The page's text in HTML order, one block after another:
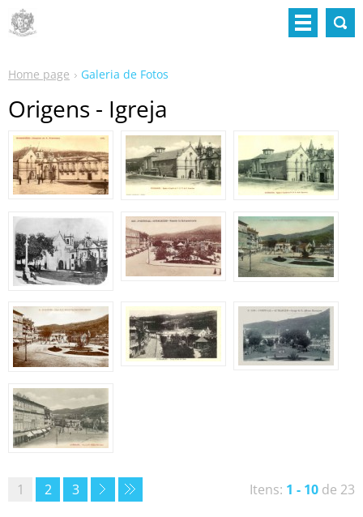
Home page Galeria de Fotos
Origens - Igreja
Itens: 1 - 10 de 23
1 2 3